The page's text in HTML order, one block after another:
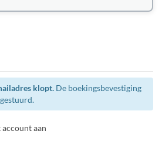
klopt. De boekingsbevestiging
account aan